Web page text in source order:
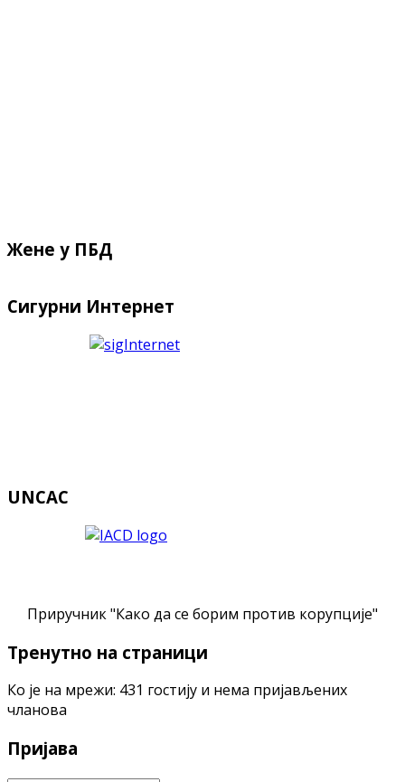
Жене у ПБД
Сигурни Интернет
UNCAC
Приручник "Како да се борим против корупције"
Тренутно на страници
Ко је на мрежи: 431 гостију и нема пријављених
чланова
Пријава